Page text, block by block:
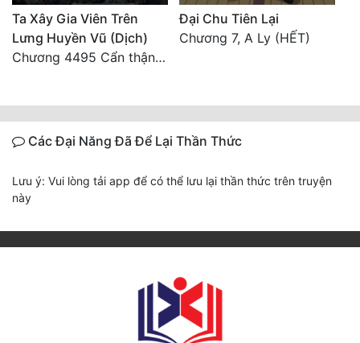
Đam Mỹ
Đẹp
Tính Cách Nhân Vật :
Sát Phạt Quyết Đoán
Vô Sỉ
Ta Xây Gia Viên Trên
Lưng Huyền Vũ (Dịch)
Chương 4495 Cẩn thận một chút vẫn là tốt.
Đại Chu Tiên Lại
Chương 7, A Ly (HẾT)
Các Đại Năng Đã Để Lại Thần Thức
Lưu ý: Vui lòng tải app để có thể lưu lại thần thức trên truyện
này